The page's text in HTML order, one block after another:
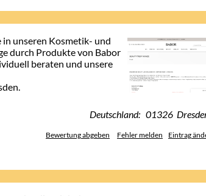
in unseren Kosmetik- und
durch Produkte von Babor
beraten und unsere
Deutschland: 01326
Bewertung abgeben Fehler melden Eintrag